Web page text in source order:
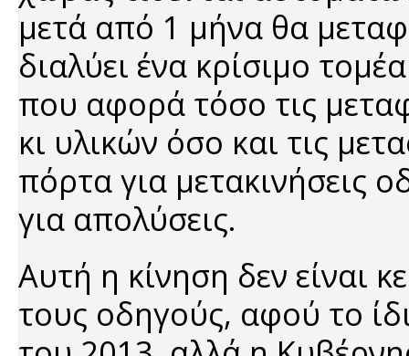
μετά από 1 μήνα θα
διαλύει ένα κρίσιμο
που αφορά τόσο τις
κι υλικών όσο και τις
πόρτα για μετακινήσεις
για απολύσεις.
Αυτή η κίνηση δεν είναι
τους οδηγούς, αφού το